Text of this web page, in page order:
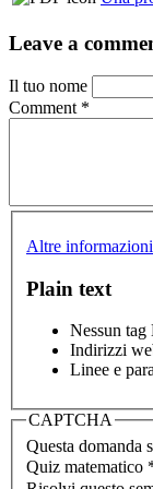
Leave a
Il tuo nome
Comment *
Altre
Plain text
Nessun
Indirizzi
Linee e
CAPTCHA
Questa domanda
Quiz matematico